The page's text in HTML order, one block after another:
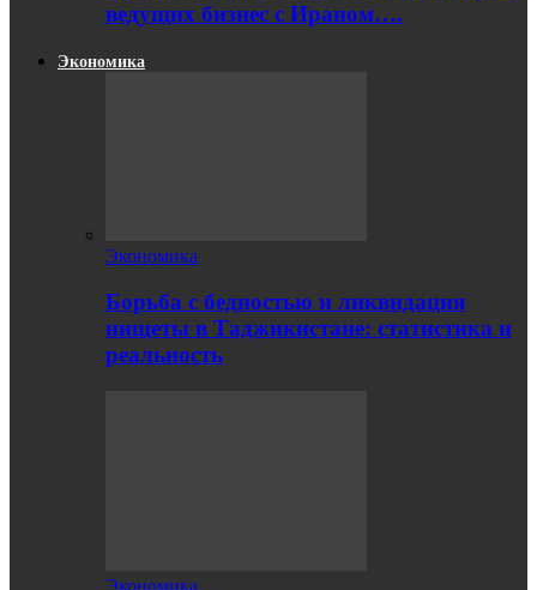
ведущих бизнес с Ираном….
Экономика
Экономика
Борьба с бедностью и ликвидация
нищеты в Таджикистане: статистика и
реальность